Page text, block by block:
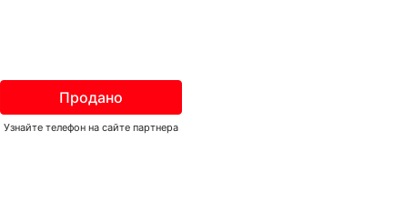
Продано
Узнайте телефон на сайте партнера